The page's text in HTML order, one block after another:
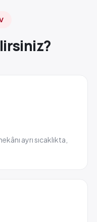
ayrı sıcaklıkta,